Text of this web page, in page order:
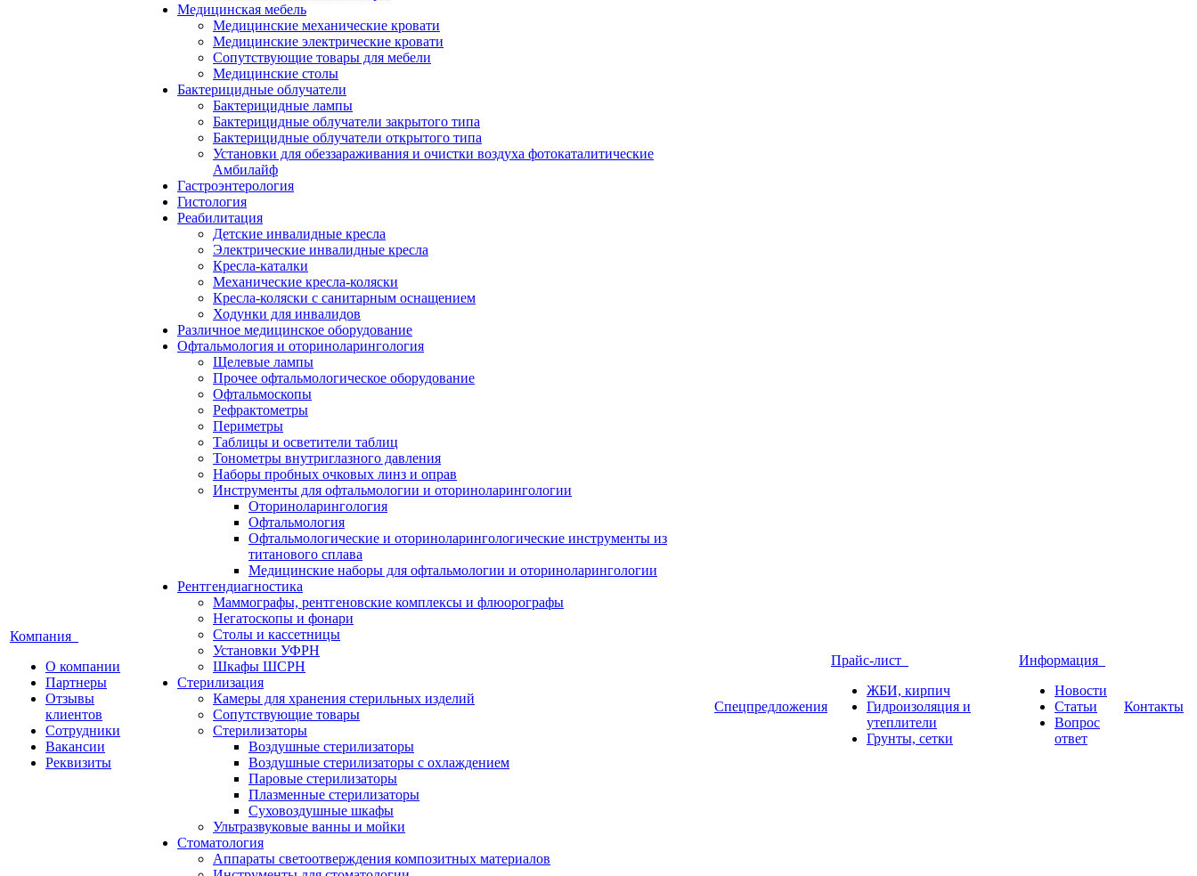
Компания
О компании
Партнеры
Отзывы
клиентов
Сотрудники
Вакансии
Реквизиты
Медицинская мебель
Медицинские механические кровати
Медицинские электрические кровати
Сопутствующие товары для мебели
Медицинские столы
Бактерицидные облучатели
Бактерицидные лампы
Бактерицидные облучатели закрытого типа
Бактерицидные облучатели открытого типа
Установки для обеззараживания и очистки воздуха фотокаталитические
Амбилайф
Гастроэнтерология
Гистология
Реабилитация
Детские инвалидные кресла
Электрические инвалидные кресла
Кресла-каталки
Механические кресла-коляски
Кресла-коляски с санитарным оснащением
Ходунки для инвалидов
Различное медицинское оборудование
Офтальмология и оториноларингология
Щелевые лампы
Прочее офтальмологическое оборудование
Офтальмоскопы
Рефрактометры
Периметры
Таблицы и осветители таблиц
Тонометры внутриглазного давления
Наборы пробных очковых линз и оправ
Инструменты для офтальмологии и оториноларингологии
Оториноларингология
Офтальмология
Офтальмологические и оториноларингологические инструменты из
титанового сплава
Медицинские наборы для офтальмологии и оториноларингологии
Рентгендиагностика
Маммографы, рентгеновские комплексы и флюорографы
Негатоскопы и фонари
Столы и кассетницы
Установки УФРН
Шкафы ШСРН
Стерилизация
Камеры для хранения стерильных изделий
Сопутствующие товары
Стерилизаторы
Воздушные стерилизаторы
Воздушные стерилизаторы с охлаждением
Паровые стерилизаторы
Плазменные стерилизаторы
Суховоздушные шкафы
Ультразвуковые ванны и мойки
Стоматология
Аппараты светоотверждения композитных материалов
Спецпредложения
Прайс-лист
ЖБИ, кирпич
Гидроизоляция и
утеплители
Грунты, сетки
Информация
Новости
Статьи
Вопрос
ответ
Контакты